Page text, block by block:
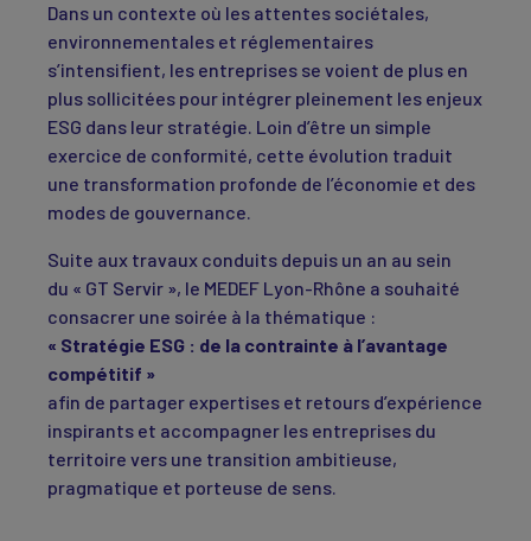
Dans un contexte où les attentes sociétales,
environnementales et réglementaires
s’intensifient, les entreprises se voient de plus en
plus sollicitées pour intégrer pleinement les enjeux
ESG dans leur stratégie. Loin d’être un simple
exercice de conformité, cette évolution traduit
une transformation profonde de l’économie et des
modes de gouvernance.
Suite aux travaux conduits depuis un an au sein
du « GT Servir », le MEDEF Lyon-Rhône a souhaité
consacrer une soirée à la thématique :
« Stratégie ESG : de la contrainte à l’avantage
compétitif »
afin de partager expertises et retours d’expérience
inspirants et accompagner les entreprises du
territoire vers une transition ambitieuse,
pragmatique et porteuse de sens.